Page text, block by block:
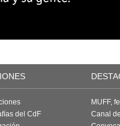
del CdF
MUFF,
Canal